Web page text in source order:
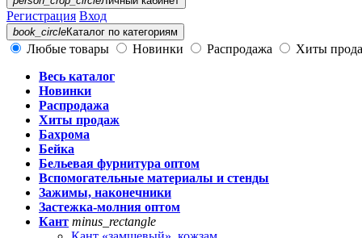
Регистрация Вход
book_circleКаталог по категориям
Любые товары Новинки Распродажа
Хиты
Весь каталог
Новинки
Распродажа
Хиты продаж
Бахрома
Бейка
Бельевая фурнитура оптом
Вспомогательные материалы и стенды
Зажимы, наконечники
Застежка-молния оптом
Кант minus_rectangle